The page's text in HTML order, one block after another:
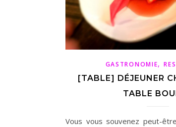
GASTRONOMIE,
[TABLE] DÉJEUNER
TABLE
Vous vous souvenez peut-